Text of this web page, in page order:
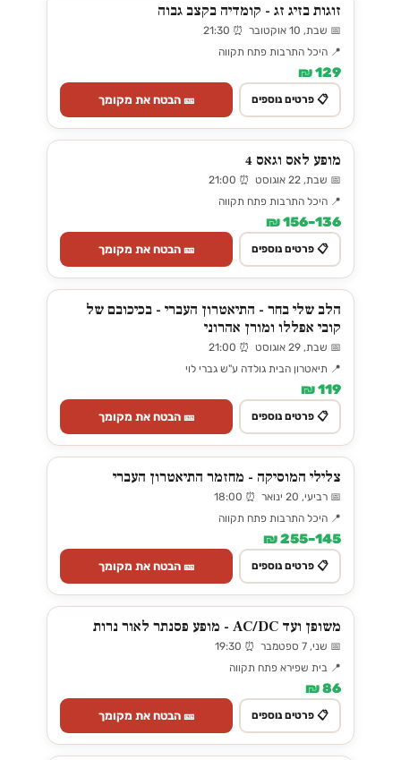
זוגות בזיג זג - קומדיה בקצב גבוה
📅 שבת, 10 אוקטובר ⏰ 21:30
📍 היכל התרבות פתח תקווה
129 ₪
📋 פרטים נוספים 🎫 הבטח את מקומך
מופע לאס וגאס 4
📅 שבת, 22 אוגוסט ⏰ 21:00
📍 היכל התרבות פתח תקווה
136–156 ₪
📋 פרטים נוספים 🎫 הבטח את מקומך
הלב שלי בחר - התיאטרון העברי - בכיכובם של
קובי אפללו ומורן אהרוני
📅 שבת, 29 אוגוסט ⏰ 21:00
📍 תיאטרון הבית גולדה ע"ש גברי לוי
119 ₪
📋 פרטים נוספים 🎫 הבטח את מקומך
צלילי המוסיקה - מחזמר התיאטרון העברי
📅 רביעי, 20 ינואר ⏰ 18:00
📍 היכל התרבות פתח תקווה
145–255 ₪
📋 פרטים נוספים 🎫 הבטח את מקומך
משופן ועד AC/DC - מופע פסנתר לאור נרות
📅 שני, 7 ספטמבר ⏰ 19:30
📍 בית שפירא פתח תקווה
86 ₪
📋 פרטים נוספים 🎫 הבטח את מקומך